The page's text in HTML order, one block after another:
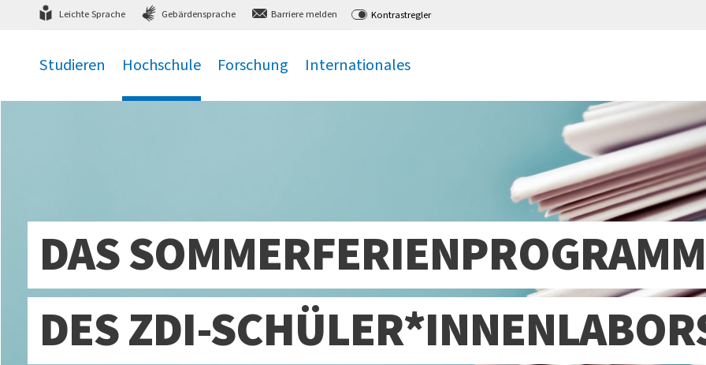
zum Hauptmenü zum Inhalt,
Leichte Sprache Gebärdensprache Barriere melden Kontrastregler
Studieren Hochschule Forschung Internationales
DAS
DES ZDI-